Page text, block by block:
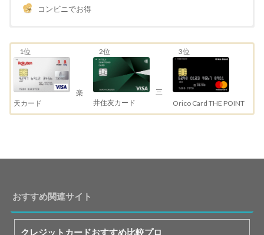
コンビニでお得
1位
楽
天カード
2位
三
井住友カード
3位
Orico Card THE POINT
おすすめ関連サイト
クレジットカードおすすめ比較プロ